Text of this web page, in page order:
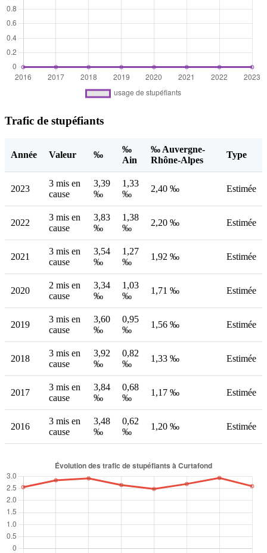
Trafic de stupéfiants
Année Valeur ‰
‰
Ain
‰ Auvergne-
Rhône-Alpes
Type
2023
3 mis en
cause
3,39
‰
1,33
‰
2,40 ‰ Estimée
2022
3 mis en
cause
3,83
‰
1,38
‰
2,20 ‰ Estimée
2021
3 mis en
cause
3,54
‰
1,27
‰
1,92 ‰ Estimée
2020
2 mis en
cause
3,34
‰
1,03
‰
1,71 ‰ Estimée
2019
3 mis en
cause
3,60
‰
0,95
‰
1,56 ‰ Estimée
2018
3 mis en
cause
3,92
‰
0,82
‰
1,33 ‰ Estimée
2017
3 mis en
cause
3,84
‰
0,68
‰
1,17 ‰ Estimée
2016
3 mis en
cause
3,48
‰
0,62
‰
1,20 ‰ Estimée